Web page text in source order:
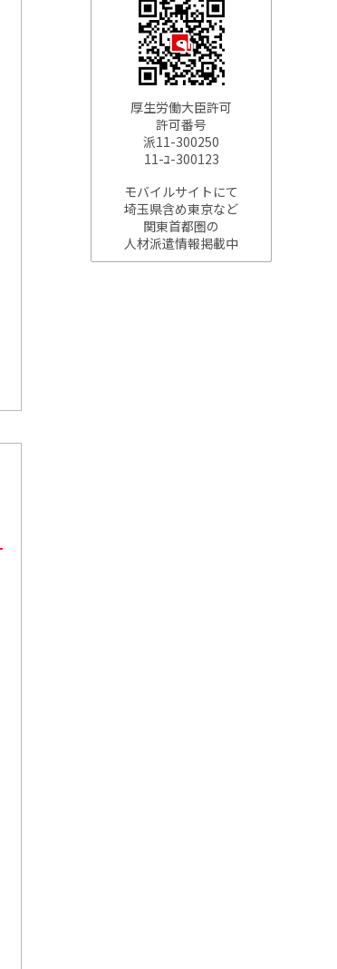
厚生労働大臣許可
許可番号
派11-300250
11-ﾕ-300123
モバイルサイトにて
埼玉県含め東京など
関東首都圏の
人材派遣情報掲載中